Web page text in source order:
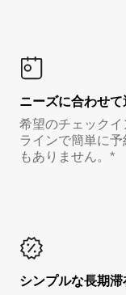
ニーズに合わせ
希望のチェック
ラインで簡単に
もありません。*
シンプルな長期